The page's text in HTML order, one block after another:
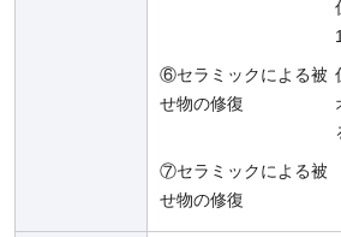
⑥セラミックによる被
せ物の修復
⑦セラミックによる被
せ物の修復